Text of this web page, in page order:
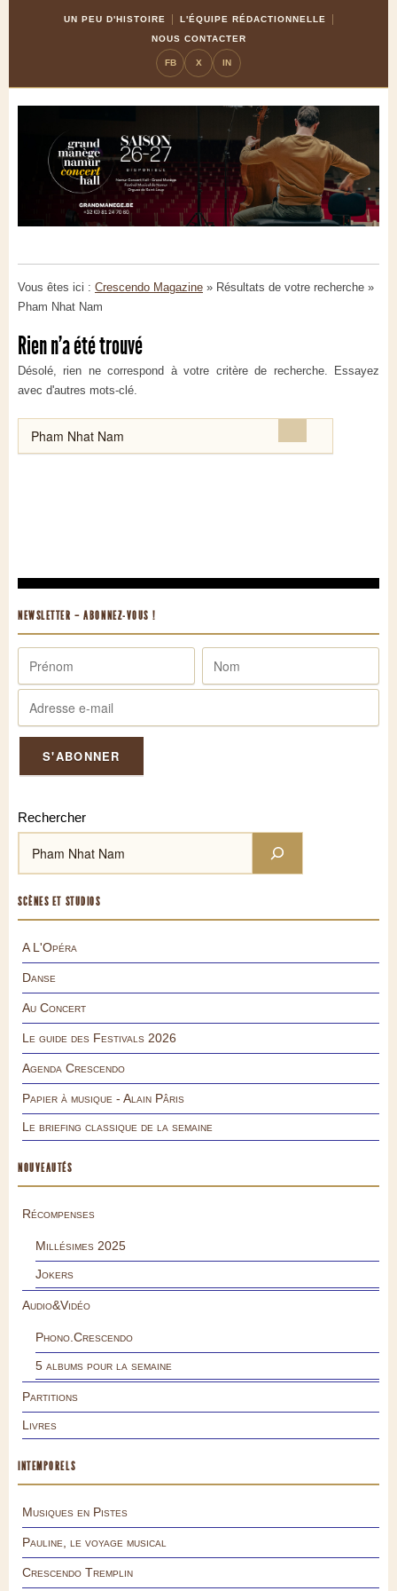
UN PEU D'HISTOIRE
L'ÉQUIPE RÉDACTIONNELLE
NOUS CONTACTER
FB X IN
Vous êtes ici : Crescendo Magazine » Résultats de votre recherche »
Pham Nhat Nam
Rien n'a été trouvé
Désolé, rien ne correspond à votre critère de recherche. Essayez
avec d'autres mots-clé.
NEWSLETTER – ABONNEZ-VOUS !
Rechercher
SCÈNES ET STUDIOS
A L'Opéra
Danse
Au Concert
Le guide des Festivals 2026
Agenda Crescendo
Papier à musique - Alain Pâris
Le briefing classique de la semaine
NOUVEAUTÉS
Récompenses
Millésimes 2025
Jokers
Audio&Vidéo
Phono.Crescendo
5 albums pour la semaine
Partitions
Livres
INTEMPORELS
Musiques en Pistes
Pauline, le voyage musical
Crescendo Tremplin